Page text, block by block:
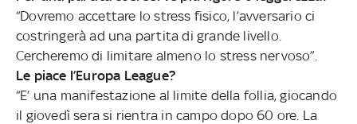
“Dovremo accettare lo stress fisico, l’avversario ci
costringerà ad una partita di grande livello.
Cercheremo di limitare almeno lo stress nervoso”.
Le piace l’Europa League?
“E’ una manifestazione al limite della follia, giocando
il giovedì sera si rientra in campo dopo 60 ore. La